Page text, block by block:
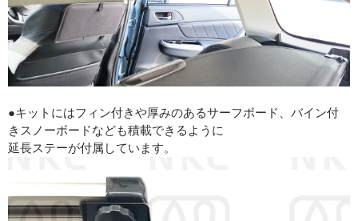
●キットにはフィン付きや厚みのあるサーフボード、バイン付
きスノーボードなども積載できるように
延長ステーが付属しています。